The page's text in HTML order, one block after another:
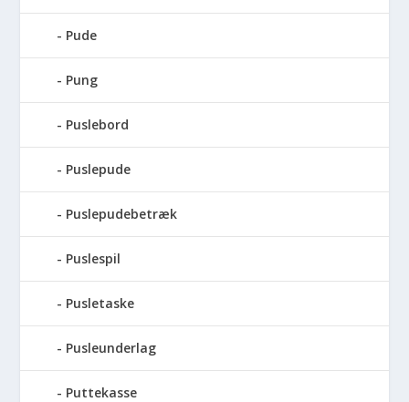
Pude
Pung
Puslebord
Puslepude
Puslepudebetræk
Puslespil
Pusletaske
Pusleunderlag
Puttekasse